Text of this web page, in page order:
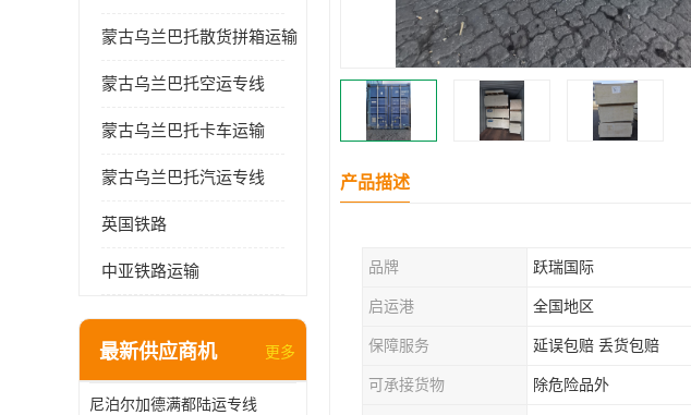
蒙古乌兰巴托散货拼箱运输
蒙古乌兰巴托空运专线
蒙古乌兰巴托卡车运输
蒙古乌兰巴托汽运专线
英国铁路
中亚铁路运输
最新供应商机 更多
尼泊尔加德满都陆运专线
产品描述
品牌 跃瑞国际
启运港 全国地区
保障服务 延误包赔 丢货包赔
可承接货物 除危险品外